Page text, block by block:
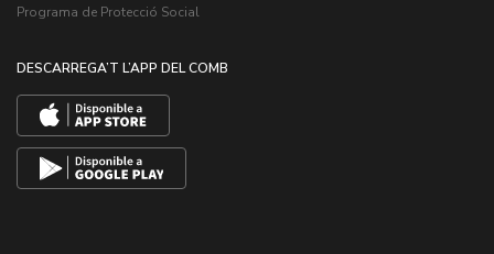
Programa de Protecció Social
DESCARREGA’T L’APP DEL COMB